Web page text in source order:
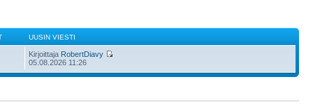
UUSIN VIESTI
Kirjoittaja RobertDiavy
05.08.2026 11:26